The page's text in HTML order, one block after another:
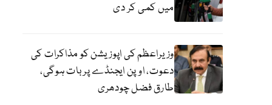
میں کمی کر دی
وزیراعظم کی اپوزیشن کو مذاکرات کی
دعوت، اوپن ایجنڈے پر بات ہوگی،
طارق فضل چودھری